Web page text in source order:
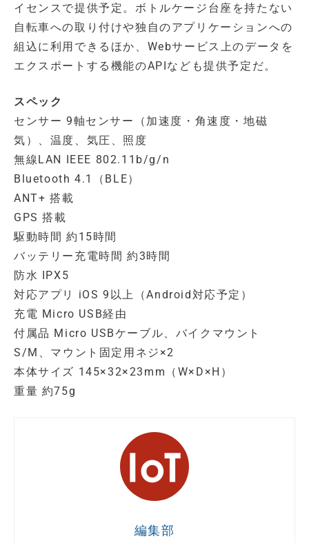
イセンスで提供予定。ボトルケージ台座を持たない
自転車への取り付けや独自のアプリケーションへの
組込に利用できるほか、Webサービス上のデータを
エクスポートする機能のAPIなども提供予定だ。
スペック
センサー 9軸センサー（加速度・角速度・地磁
気）、温度、気圧、照度
無線LAN IEEE 802.11b/g/n
Bluetooth 4.1（BLE）
ANT+ 搭載
GPS 搭載
駆動時間 約15時間
バッテリー充電時間 約3時間
防水 IPX5
対応アプリ iOS 9以上（Android対応予定）
充電 Micro USB経由
付属品 Micro USBケーブル、バイクマウント
S/M、マウント固定用ネジ×2
本体サイズ 145×32×23mm（W×D×H）
重量 約75g
編集部